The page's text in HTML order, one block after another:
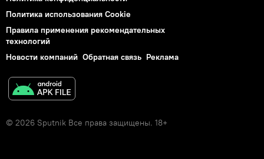
Политика использования Cookie
Правила применения рекомендательных
технологий
Новости компаний Обратная связь Реклама
© 2026 Sputnik Все права защищены. 18+